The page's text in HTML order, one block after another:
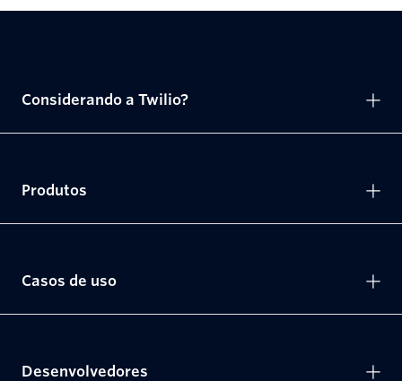
Considerando a Twilio?
Produtos
Casos de uso
Desenvolvedores